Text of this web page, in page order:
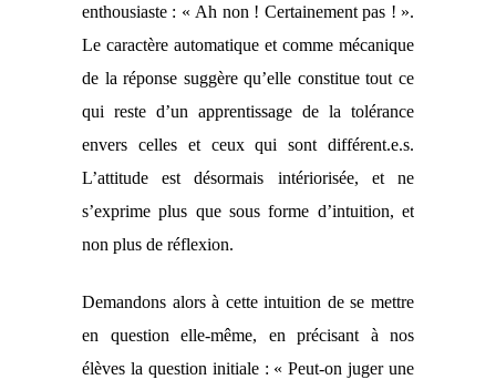
enthousiaste : « Ah non ! Certainement pas ! ».
Le caractère automatique et comme mécanique
de la réponse suggère qu’elle constitue tout ce
qui reste d’un apprentissage de la tolérance
envers celles et ceuxqui sont différent.e.s.
L’attitude est désormais intériorisée, et ne
s’exprime plus que sous forme d’intuition, et
non plus de réflexion.
Demandons alors à cette intuition de se mettre
en question elle-même, en précisant à nos
élèves la question initiale : « Peut-on juger une